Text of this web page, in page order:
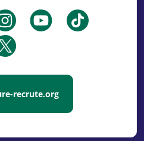
recrute.org